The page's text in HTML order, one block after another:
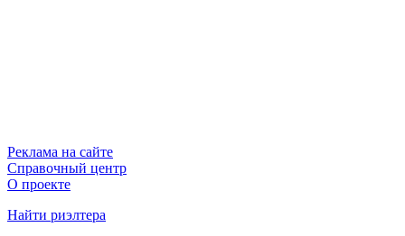
Реклама на сайте
Справочный центр
О проекте
Найти риэлтера